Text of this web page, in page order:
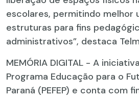
escolares, permitindo melhor
estruturas para fins
administrativos”, destaca
MEMÓRIA DIGITAL - A
Programa Educação para o
Paraná (PEFEP) e conta com